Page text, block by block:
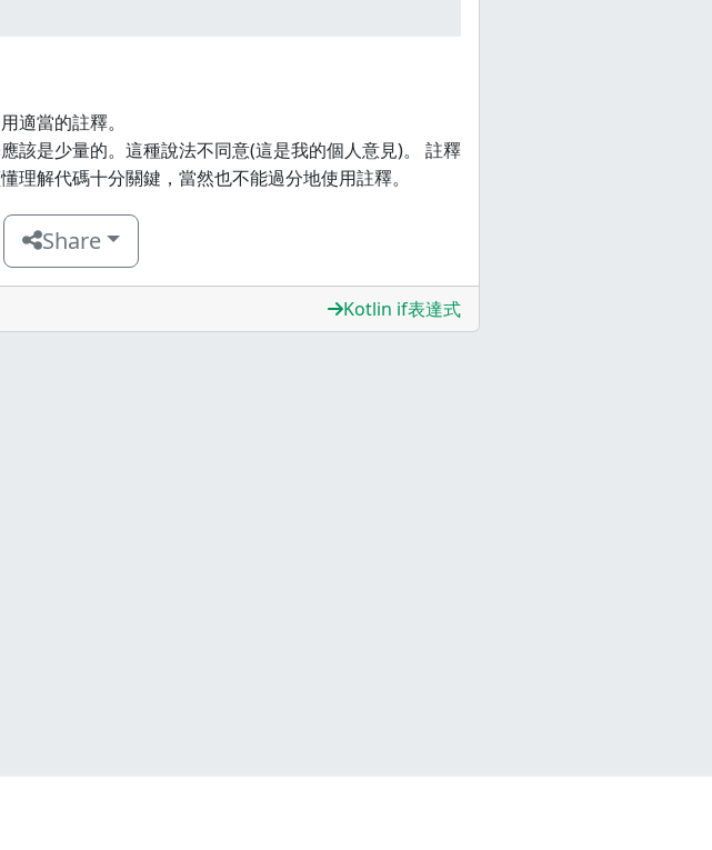
適當的註釋。
該是少量的。這種說法不同意(這是我的個人意見)。 註釋
理解代碼十分關鍵，當然也不能過分地使用註釋。
Share
Kotlin if表達式